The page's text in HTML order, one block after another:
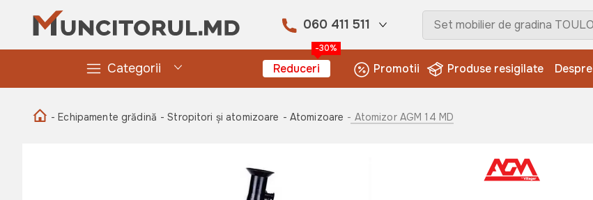
060 411 511
Categorii
-30%
Reduceri Promotii Produse resigilate
- Echipamente grădină - Stropitori și atomizoare - Atomizoare - Atomizor AGM 14 MD